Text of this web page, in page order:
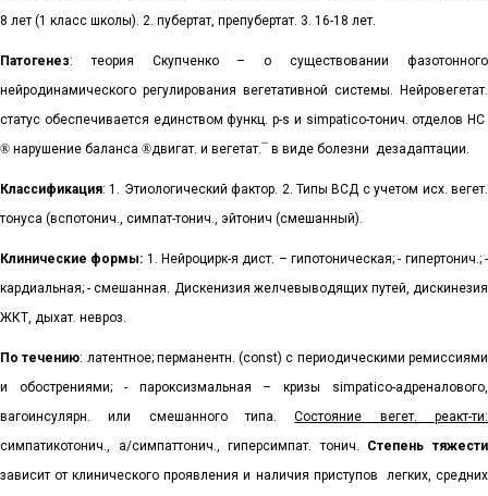
8 лет (1 класс школы). 2. пубертат, препубертат. 3. 16-18 лет.
Патогенез: теория Скупченко – о существовании фазотонного
нейродинамического регулирования вегетативной системы. Нейровегетат.
статус обеспечивается единством функц. р-s и simpatico-тонич. отделов НС
® нарушение баланса ®двигат. и вегетат. в виде болезни дезадаптации.
Классификация: 1. Этиологический фактор. 2. Типы ВСД с учетом исх. вегет.
тонуса (вспотонич., симпат-тонич., эйтонич (смешанный).
Клинические формы: 1. Нейроцирк-я дист. – гипотоническая; - гипертонич.; -
кардиальная; - смешанная. Дискенизия желчевыводящих путей, дискинезия
ЖКТ, дыхат. невроз.
По течению: латентное; перманентн. (const)c периодическими ремиссиями
и обострениями; - пароксизмальная – кризы simpatico-адреналового,
вагоинсулярн. или смешанного типа.Состояние вегет. реакт-ти:
симпатикотонич., а/симпаттонич., гиперсимпат. тонич. Степень тяжести
зависит от клинического проявления и наличия приступов
легких, средних